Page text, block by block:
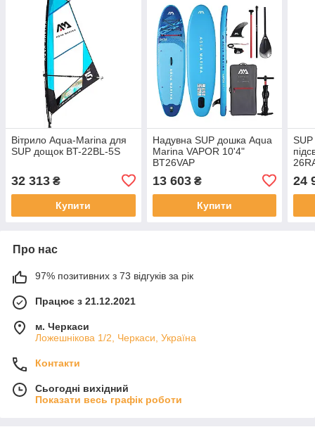
Вітрило Aqua-Marina для
SUP дощок BT-22BL-5S
32 313 ₴
Купити
Надувна SUP дошка Aqua
Marina VAPOR 10'4"
BT26VAP
13 603₴
Купити
24
Про нас
97% позитивних з 73 відгуків за рік
Працює з 21.12.2021
м. Черкаси
Ложешнікова 1/2, Черкаси, Україна
Контакти
Сьогодні вихідний
Показати весь графік роботи